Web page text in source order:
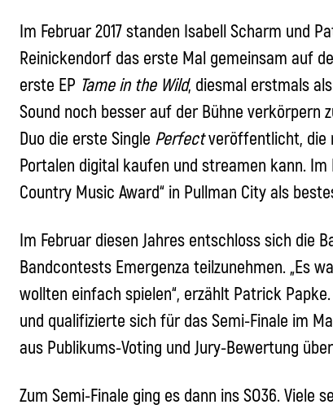
Im Februar 2017 standen Isabell Scharm und
Reinickendorf das erste Mal gemeinsam auf
erste EP Tame in the Wild, diesmal erstmals
Sound noch besser auf der Bühne verkörpern
Duo die erste Single Perfectveröffentlicht, die
Portalen digital kaufen und streamen kann.
Country Music Award“ in Pullman City als
Im Februar diesen Jahres entschloss sich die
Bandcontests Emergenza teilzunehmen. „Es
wollten einfach spielen“, erzählt Patrick
und qualifizierte sich für das Semi-Finale im
aus Publikums-Voting und Jury-Bewertung
Zum Semi-Finale ging es dann ins SO36.